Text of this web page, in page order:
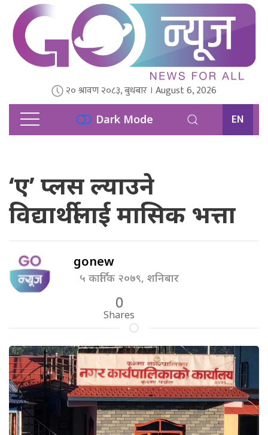
२० श्रावण २०८३, बुधबार । August 6, 2026
Dark Mode EN
‘ए’ प्लस ल्याउने
विद्यार्थीलाई मासिक भत्ता
gonew
५ कार्तिक २०७९, शनिबार
0
Shares